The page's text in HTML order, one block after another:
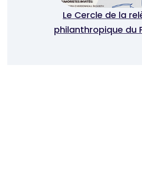
Le Cercle de la
philanthropique du